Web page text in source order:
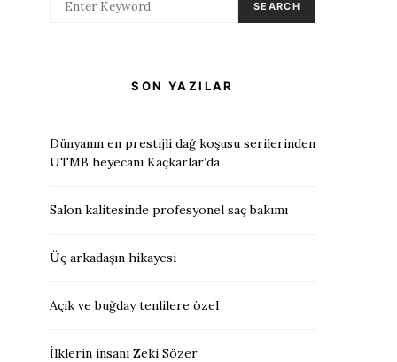
SEARCH
SON YAZILAR
Dünyanın en prestijli dağ koşusu serilerinden
UTMB heyecanı Kaçkarlar’da
Salon kalitesinde profesyonel saç bakımı
Üç arkadaşın hikayesi
Açık ve buğday tenlilere özel
İlklerin insanı Zeki Sözer